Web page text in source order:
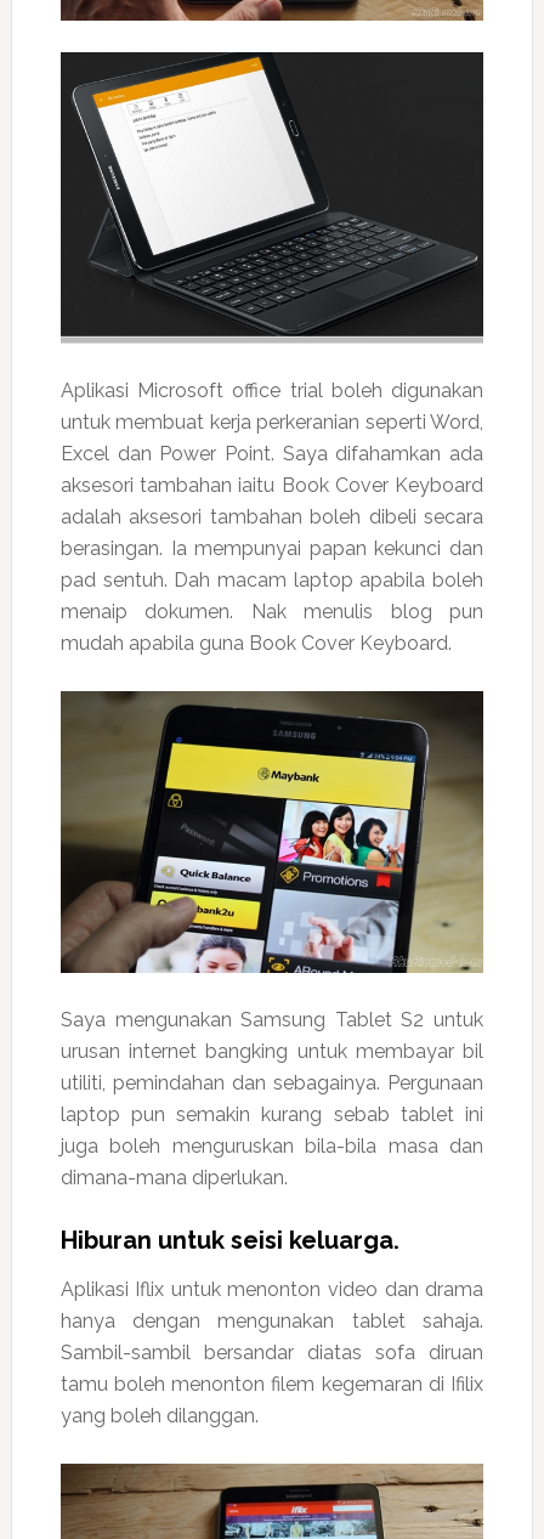
Aplikasi Microsoft office trial boleh digunakan
untuk membuat kerja perkeranian seperti Word,
Excel dan Power Point. Saya difahamkan ada
aksesori tambahan iaitu Book Cover Keyboard
adalah aksesori tambahan boleh dibeli secara
berasingan. Ia mempunyai papan kekunci dan
pad sentuh. Dah macam laptop apabila boleh
menaip dokumen. Nak menulis blog pun
mudah apabila guna Book Cover Keyboard.
Saya mengunakan Samsung Tablet S2 untuk
urusan internet bangking untuk membayar bil
utiliti, pemindahan dan sebagainya. Pergunaan
laptop pun semakin kurang sebab tablet ini
juga boleh menguruskan bila-bila masa dan
dimana-mana diperlukan.
Hiburan untuk seisi keluarga.
Aplikasi Iflix untuk menonton video dan drama
hanya dengan mengunakan tablet sahaja.
Sambil-sambil bersandar diatas sofa diruan
tamu boleh menonton filem kegemaran di Ifilix
yang boleh dilanggan.